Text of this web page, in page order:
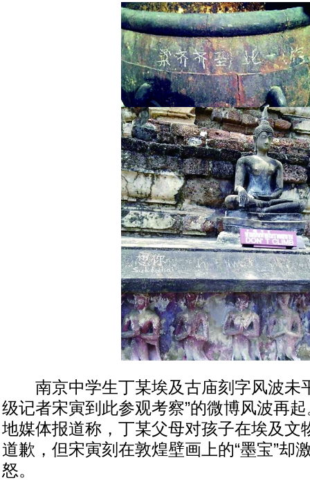
南京中学生丁某埃及古庙刻字风波未
级记者宋寅到此参观考察”的微博风波再
地媒体报道称，丁某父母对孩子在埃及文
道歉，但宋寅刻在敦煌壁画上的“墨宝”却
怒。